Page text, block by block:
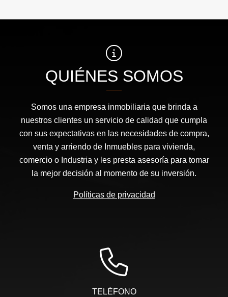
QUIÉNES SOMOS
Somos una empresa inmobiliaria que brinda a
nuestros clientes un servicio de calidad que cumpla
con sus expectativas en las necesidades de compra,
venta y arriendo de Inmuebles para vivienda,
comercio o Industria y les presta asesoría para tomar
la mejor decisión al momento de su inversión.
Políticas de privacidad
TELÉFONO